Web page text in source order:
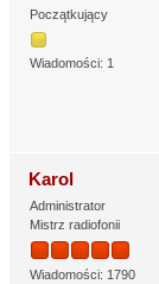
Początkujący
Wiadomości: 1
Karol
Administrator
Mistrz radiofonii
Wiadomości: 1790